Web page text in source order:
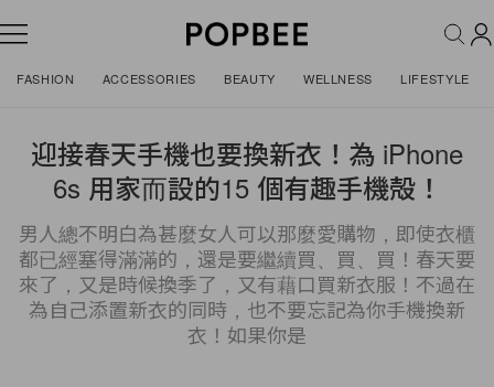
FASHION ACCESSORIES BEAUTY WELLNESS LIFESTYLE
迎接春天手機也要換新衣！為 iPhone
6s 用家而設的15 個有趣手機殻！
男人總不明白為甚麼女人可以那麼愛購物，即使衣櫃
都已經塞得滿滿的，還是要繼續買、買、買！春天要
來了，又是時候換季了，又有藉口買新衣服！不過在
為自己添置新衣的同時，也不要忘記為你手機換新
衣！如果你是